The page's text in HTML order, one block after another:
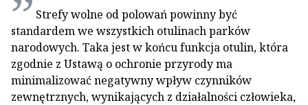
Strefy wolne od polowań powinny być
standardem we wszystkich otulinach parków
narodowych. Taka jest w końcu funkcja otulin, która
zgodnie z Ustawą o ochronie przyrody ma
minimalizować negatywny wpływ czynników
zewnętrznych, wynikających z działalności człowieka,